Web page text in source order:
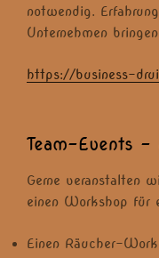
notwendig.
Unternehmen
https://business-
Team-Events
Gerne veranstalten
einen Workshop für
Einen Räucher-